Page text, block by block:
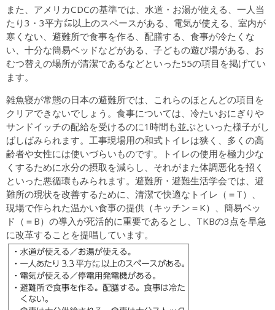
また、アメリカCDCの基準では、水道・お湯が使える、一人当
たり3・3平方㍍以上のスペースがある、電気が使える、室内が
寒くない、避難所で食事を作る、配膳する、食事が冷たくな
い、十分な簡易ベッドなどがある、子どもの遊び場がある、お
むつ替えの場所が清潔であるなどといった55の項目を掲げてい
ます。
雑魚寝が常態の日本の避難所では、これらのほとんどの項目を
クリアできないでしょう。食事については、冷たいおにぎりや
サンドイッチの配給を受けるのに1時間も並ぶといった様子がし
ばしばみられます。工事現場用の和式トイレは狭く、多くの高
齢者や女性には使いづらいものです。トイレの使用を極力少な
くするために水分の摂取を減らし、それがまた体調悪化を招く
といった悪循環もみられます。避難所・避難生活学会では、避
難所の現状を改善するために、清潔で快適なトイレ（＝T）、
現場で作られた温かい食事の提供（キッチン＝K）、簡易ベッ
ド（＝B）の導入が死活的に重要であるとし、TKBの3点を早急
に改革することを提唱しています。